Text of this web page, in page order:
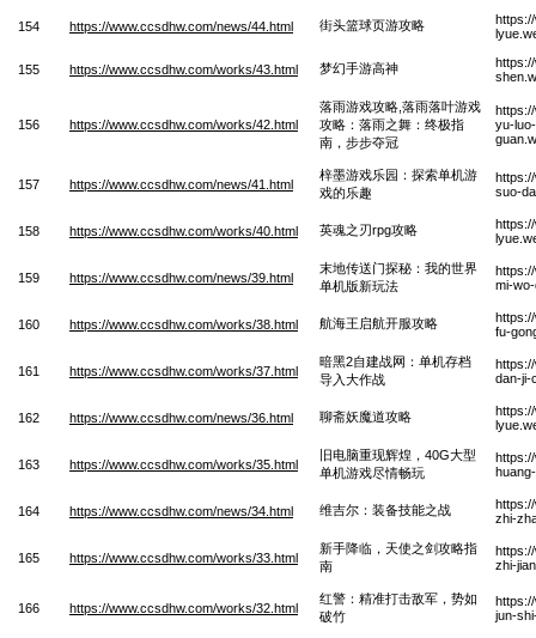
154 https://www.ccsdhw.com/news/44.html 街头篮球页游攻略
155 https://www.ccsdhw.com/works/43.html 梦幻手游高神
156 https://www.ccsdhw.com/works/42.html
落雨游戏攻略,落雨落叶游戏
攻略：落雨之舞：终极指
南，步步夺冠
yu-
157 https://www.ccsdhw.com/news/41.html
梓墨游戏乐园：探索单机游
戏的乐趣
suo-
158 https://www.ccsdhw.com/works/40.html 英魂之刃rpg攻略
159 https://www.ccsdhw.com/news/39.html
末地传送门探秘：我的世界
单机版新玩法
mi-
160 https://www.ccsdhw.com/works/38.html 航海王启航开服攻略
fu-
161 https://www.ccsdhw.com/works/37.html
暗黑2自建战网：单机存档
导入大作战
dan-ji-
162 https://www.ccsdhw.com/news/36.html 聊斋妖魔道攻略
163 https://www.ccsdhw.com/works/35.html
旧电脑重现辉煌，40G大型
单机游戏尽情畅玩
164 https://www.ccsdhw.com/news/34.html 维吉尔：装备技能之战
zhi-
165 https://www.ccsdhw.com/works/33.html
新手降临，天使之剑攻略指
南
zhi-
166 https://www.ccsdhw.com/works/32.html
红警：精准打击敌军，势如
破竹
jun-